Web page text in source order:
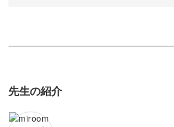
先生の紹介